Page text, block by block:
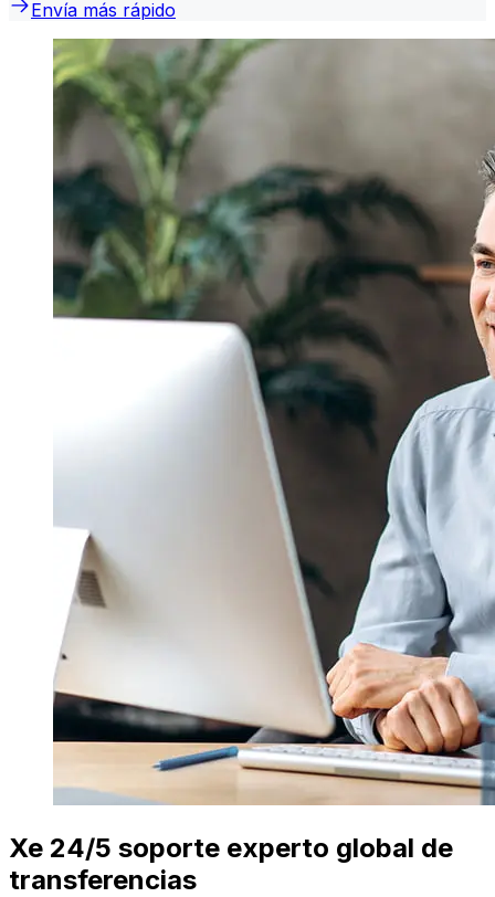
Envía más rápido
Xe 24/5 soporte experto global de
transferencias